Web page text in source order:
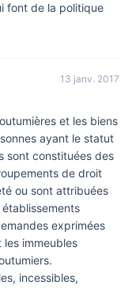
font de la politique
13 janv. 2017
et les biens
ayant le statut
sont constituées des
de droit
ou sont attribuées
exprimées
les immeubles
incessibles,